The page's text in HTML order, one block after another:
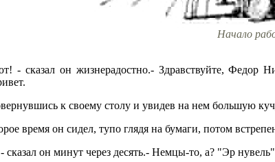
Начало
- сказал он жизнерадостно.- Здравствуйте, Федор
к своему столу и увидев на нем большую
время он сидел, тупо глядя на бумаги, потом
сказал он минут через десять.- Немцы-то, а? "Эр